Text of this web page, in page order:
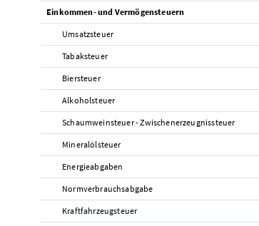
Einkommen- und Vermögensteuern
Umsatzsteuer
Tabaksteuer
Biersteuer
Alkoholsteuer
Schaumweinsteuer - Zwischenerzeugnissteuer
Mineralölsteuer
Energieabgaben
Normverbrauchsabgabe
Kraftfahrzeugsteuer